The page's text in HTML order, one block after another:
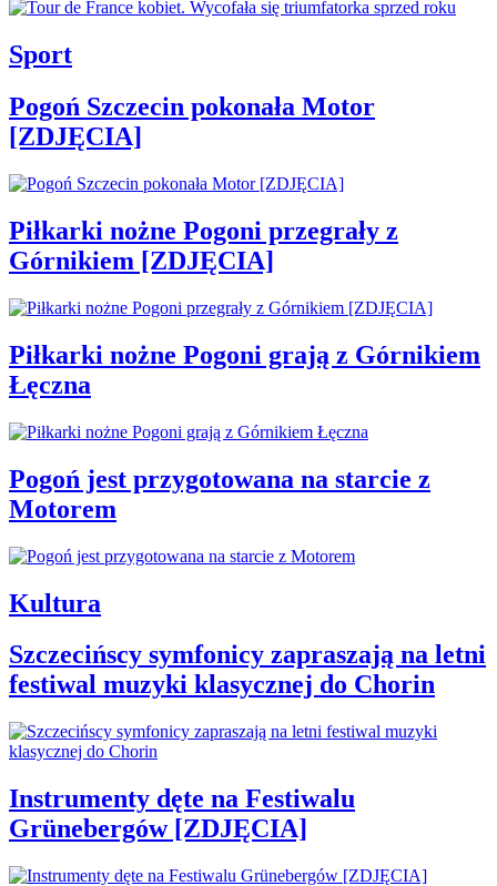
Sport
Pogoń Szczecin pokonała Motor
[ZDJĘCIA]
Piłkarki nożne Pogoni przegrały z
Górnikiem [ZDJĘCIA]
Piłkarki nożne Pogoni grają z Górnikiem
Łęczna
Pogoń jest przygotowana na starcie z
Motorem
Kultura
Szczecińscy symfonicy zapraszają na letni
festiwal muzyki klasycznej do Chorin
Instrumenty dęte na Festiwalu
Grünebergów [ZDJĘCIA]